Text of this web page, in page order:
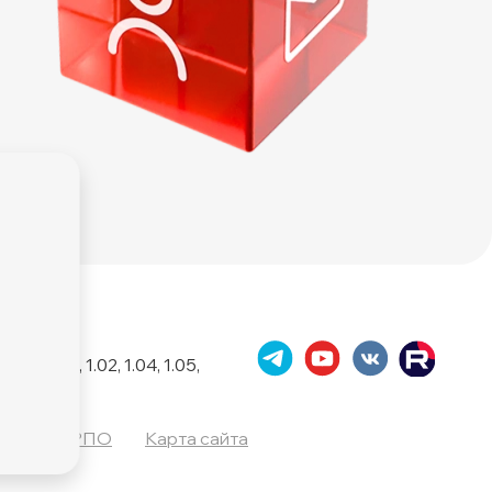
1.01, 1.02, 1.04, 1.05,
ПО в ЕРРПО Карта сайта